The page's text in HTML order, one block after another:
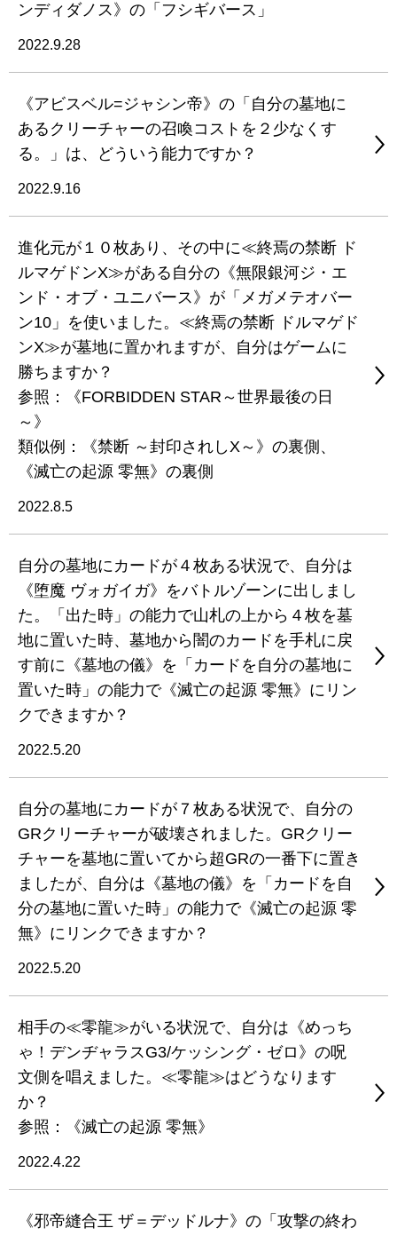
ンディダノス》の「フシギバース」
2022.9.28
《アビスベル=ジャシン帝》の「自分の墓地に
あるクリーチャーの召喚コストを２少なくす
る。」は、どういう能力ですか？
2022.9.16
進化元が１０枚あり、その中に≪終焉の禁断 ド
ルマゲドンX≫がある自分の《無限銀河ジ・エ
ンド・オブ・ユニバース》が「メガメテオバー
ン10」を使いました。≪終焉の禁断 ドルマゲド
ンX≫が墓地に置かれますが、自分はゲームに
勝ちますか？
参照：《FORBIDDEN STAR～世界最後の日
～》
類似例：《禁断 ～封印されしX～》の裏側、
《滅亡の起源 零無》の裏側
2022.8.5
自分の墓地にカードが４枚ある状況で、自分は
《堕魔 ヴォガイガ》をバトルゾーンに出しまし
た。「出た時」の能力で山札の上から４枚を墓
地に置いた時、墓地から闇のカードを手札に戻
す前に《墓地の儀》を「カードを自分の墓地に
置いた時」の能力で《滅亡の起源 零無》にリン
クできますか？
2022.5.20
自分の墓地にカードが７枚ある状況で、自分の
GRクリーチャーが破壊されました。GRクリー
チャーを墓地に置いてから超GRの一番下に置き
ましたが、自分は《墓地の儀》を「カードを自
分の墓地に置いた時」の能力で《滅亡の起源 零
無》にリンクできますか？
2022.5.20
相手の≪零龍≫がいる状況で、自分は《めっち
ゃ！デンヂャラスG3/ケッシング・ゼロ》の呪
文側を唱えました。≪零龍≫はどうなります
か？
参照：《滅亡の起源 零無》
2022.4.22
《邪帝縫合王 ザ＝デッドルナ》の「攻撃の終わ